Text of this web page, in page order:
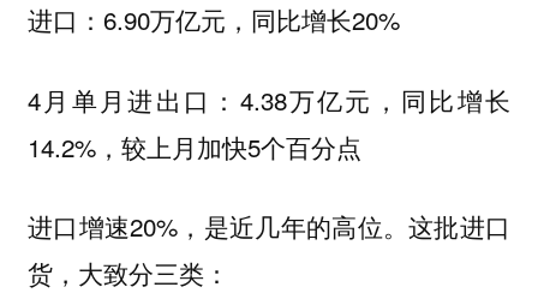
进口：6.90万亿元，同比增长20%
4月单月进出口：4.38万亿元，同比增长
14.2%，较上月加快5个百分点
进口增速20%，是近几年的高位。这批进口
货，大致分三类：